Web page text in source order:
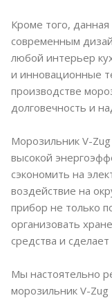
Кроме того,
современным
любой интерьер
и инновационные
производстве
долговечность и
Морозильник V-
высокой
сэкономить на
воздействие на
прибор не только
организовать
средства и
Мы настоятельно
морозильник V-